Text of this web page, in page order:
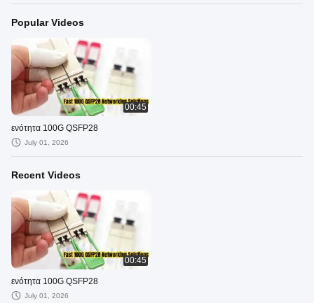
Popular Videos
00:45
ενότητα 100G QSFP28
July 01, 2026
Recent Videos
00:45
ενότητα 100G QSFP28
July 01, 2026